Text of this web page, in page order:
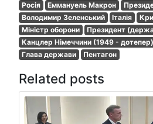
Росія Еммануель Макрон
Володимир Зеленський
Італія
Міністр оборони
Президент
Канцлер Німеччини (1949 - дотепер)
Глава держави
Пентагон
Related posts